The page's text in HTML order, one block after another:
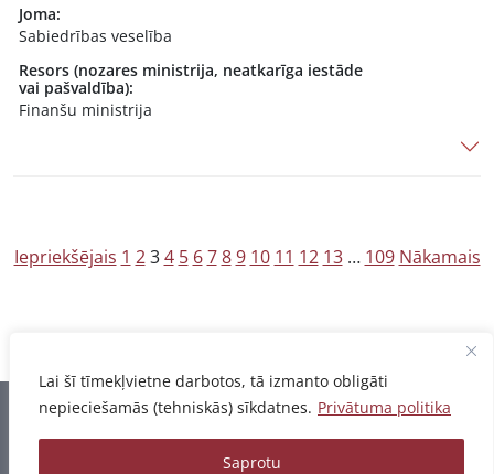
Lai šī tīmekļvietne darbotos, tā izmanto obligāti
nepieciešamās (tehniskās) sīkdatnes. Privātuma politika
Saprotu
Joma:
Sabiedrības veselība
Resors (nozares ministrija, neatkarīga iestāde
vai pašvaldība):
Finanšu ministrija
Z
Iepriekšējais 1 2 3 4 5 6 7 8 9 10 11 12 13 … 109 Nākamais
Informācija pēdējo reizi atjaunota 06.08.2026